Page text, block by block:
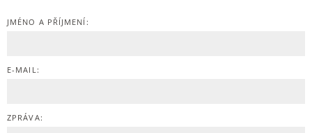
JMÉNO A PŘÍJMENÍ:
E-MAIL:
ZPRÁVA: